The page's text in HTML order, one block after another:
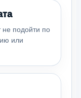
подойти по
или